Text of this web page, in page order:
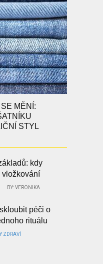
MĚNÍ:
STYL
kdy
vložkování
BY: VERONIKA
péči o
rituálu
ZDRAVÍ